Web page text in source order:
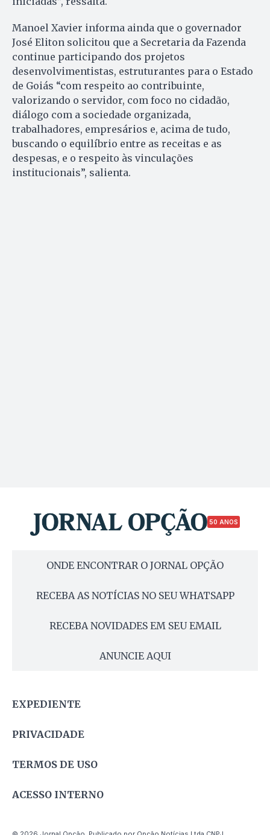
Manoel Xavier informa ainda que o governador
José Eliton solicitou que a Secretaria da Fazenda
continue participando dos projetos
desenvolvimentistas, estruturantes para o Estado
de Goiás “com respeito ao contribuinte,
valorizando o servidor, com foco no cidadão,
diálogo com a sociedade organizada,
trabalhadores, empresários e, acima de tudo,
buscando o equilíbrio entre as receitas e as
despesas, e o respeito às vinculações
institucionais”, salienta.
50 ANOS
ONDE ENCONTRAR O JORNAL OPÇÃO
RECEBA AS NOTÍCIAS NO SEU WHATSAPP
RECEBA NOVIDADES EM SEU EMAIL
ANUNCIE AQUI
EXPEDIENTE
PRIVACIDADE
TERMOS DE USO
ACESSO INTERNO